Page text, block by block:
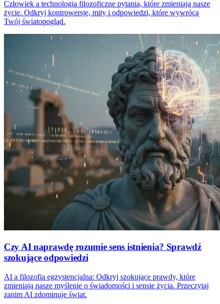
Człowiek a technologia filozoficzne pytania, które zmieniają nasze
życie. Odkryj kontrowersje, mity i odpowiedzi, które wywrócą
Twój światopogląd.
Czy AI naprawdę rozumie sens istnienia? Sprawdź
szokujące odpowiedzi
AI a filozofia egzystencjalna: Odkryj szokujące prawdy, które
zmieniają nasze myślenie o świadomości i sensie życia. Przeczytaj
zanim AI zdominuje świat.